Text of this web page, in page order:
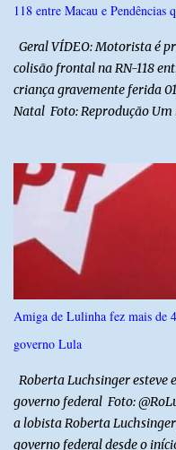
necessárias ao
118 entre Macau e Pendências
Geral VÍDEO: Motorista é
colisão frontal na RN-118
criança gravemente ferida
Natal Foto: Reprodução
na RN-118, entre Macau e
dois carros que seguiam em
Um dos condutores
ao Hospital Regional
flagrante. O exame pericial
organismo está em
funcionários da Caern que
motorista e uma mulher
estava no carro com o
Amiga de Lulinha fez mais de
governo Lula
Roberta Luchsinger esteve
governo federal Foto:
a lobista Roberta
governo federal desde o